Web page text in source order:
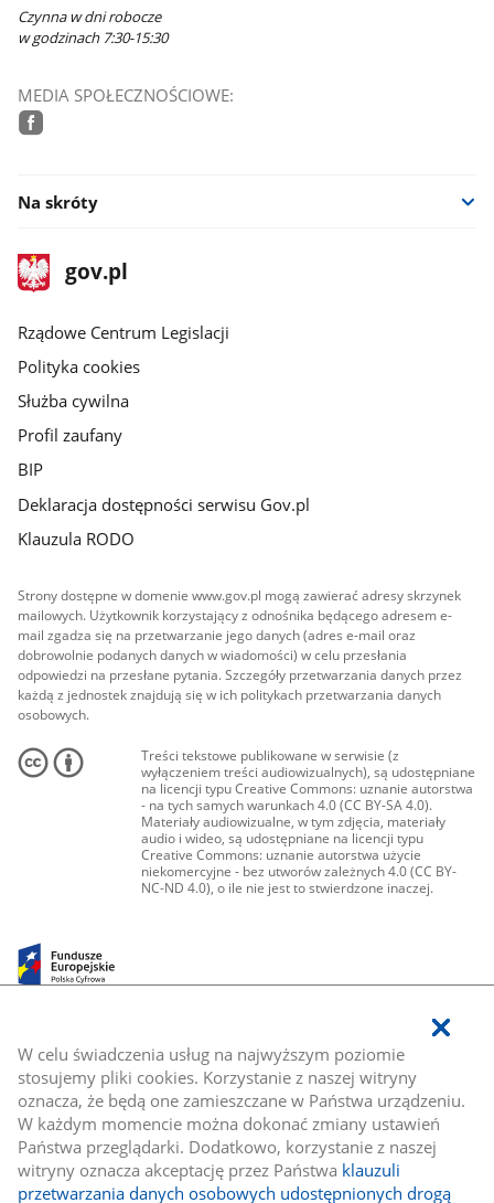
W celu świadczenia usług na najwyższym poziomie
stosujemy pliki cookies. Korzystanie z naszej witryny
oznacza, że będą one zamieszczane w Państwa urządzeniu.
W każdym momencie można dokonać zmiany ustawień
Państwa przeglądarki. Dodatkowo, korzystanie z naszej
witryny oznacza akceptację przez Państwa klauzuli
przetwarzania danych osobowych udostępnionych drogą
Czynna w dni robocze
w godzinach 7:30-15:30
MEDIA SPOŁECZNOŚCIOWE:
Na skróty
stopka
gov.plStrona
gov.pl
Rządowe Centrum Legislacji
Polityka cookies
Służba cywilna
Profil zaufany
BIP
Deklaracja dostępności serwisu Gov.pl
Klauzula RODO
Strony dostępne w domenie www.gov.pl mogą zawierać adresy skrzynek
mailowych. Użytkownik korzystający z odnośnika będącego adresem e-
mail zgadza się na przetwarzanie jego danych (adres e-mail oraz
dobrowolnie podanych danych w wiadomości) w celu przesłania
odpowiedzi na przesłane pytania. Szczegóły przetwarzania danych przez
każdą z jednostek znajdują się w ich politykach przetwarzania danych
osobowych.
Treści tekstowe publikowane w serwisie (z
wyłączeniem treści audiowizualnych), są udostępniane
na licencji typu Creative Commons: uznanie autorstwa
- na tych samych warunkach 4.0 (CC BY-SA 4.0).
Materiały audiowizualne, w tym zdjęcia, materiały
audio i wideo, są udostępniane na licencji typu
Creative Commons: uznanie autorstwa użycie
niekomercyjne - bez utworów zależnych 4.0 (CC BY-
NC-ND 4.0), o ile nie jest to stwierdzone inaczej.